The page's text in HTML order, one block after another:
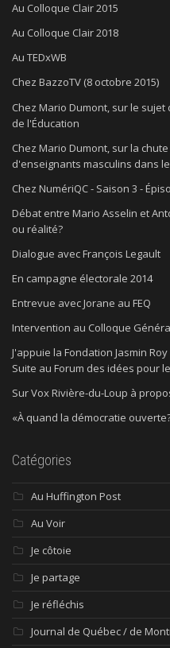
Au Colloque Clair 2015
Au Colloque Clair 2018
Au TEDxWB
Chez BazzoTV (8 octobre 2015)
Chez Mario Dumont, sur le
de l'Éducation
Chez Mario Dumont, sur la
d'enseignants masculins dans
Chez NumériQC - Saison 3 -
Débat entre Mario Asselin et
ou réalité?
Dialogue avec François Legault
En campagne électorale 2014
Entrevue avec Jorane au FEQ
Intervention au Colloque
J'appuie la Fondation Jasmin Roy
Suite au Forum des idées pour
Sur Vox Rivière-du-Loup à
«À quand la démocratie
Catégories
Au Huffington Post
Au Voir
Je côtoie
Je partage
Je réfléchis
Journal de Québec / de